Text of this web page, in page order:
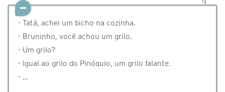
- Tatá, achei um bicho na cozinha.
- Bruninho, você achou um grilo.
- Um grilo?
- Igual ao grilo do Pinóquio, um grilo falante.
- …